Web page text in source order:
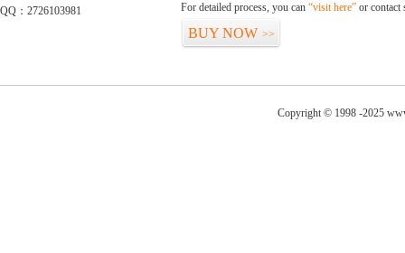
QQ：2726103981
For detailed process, you can “visit here” or contact
BUY NOW >>
Copyright © 1998 -2025